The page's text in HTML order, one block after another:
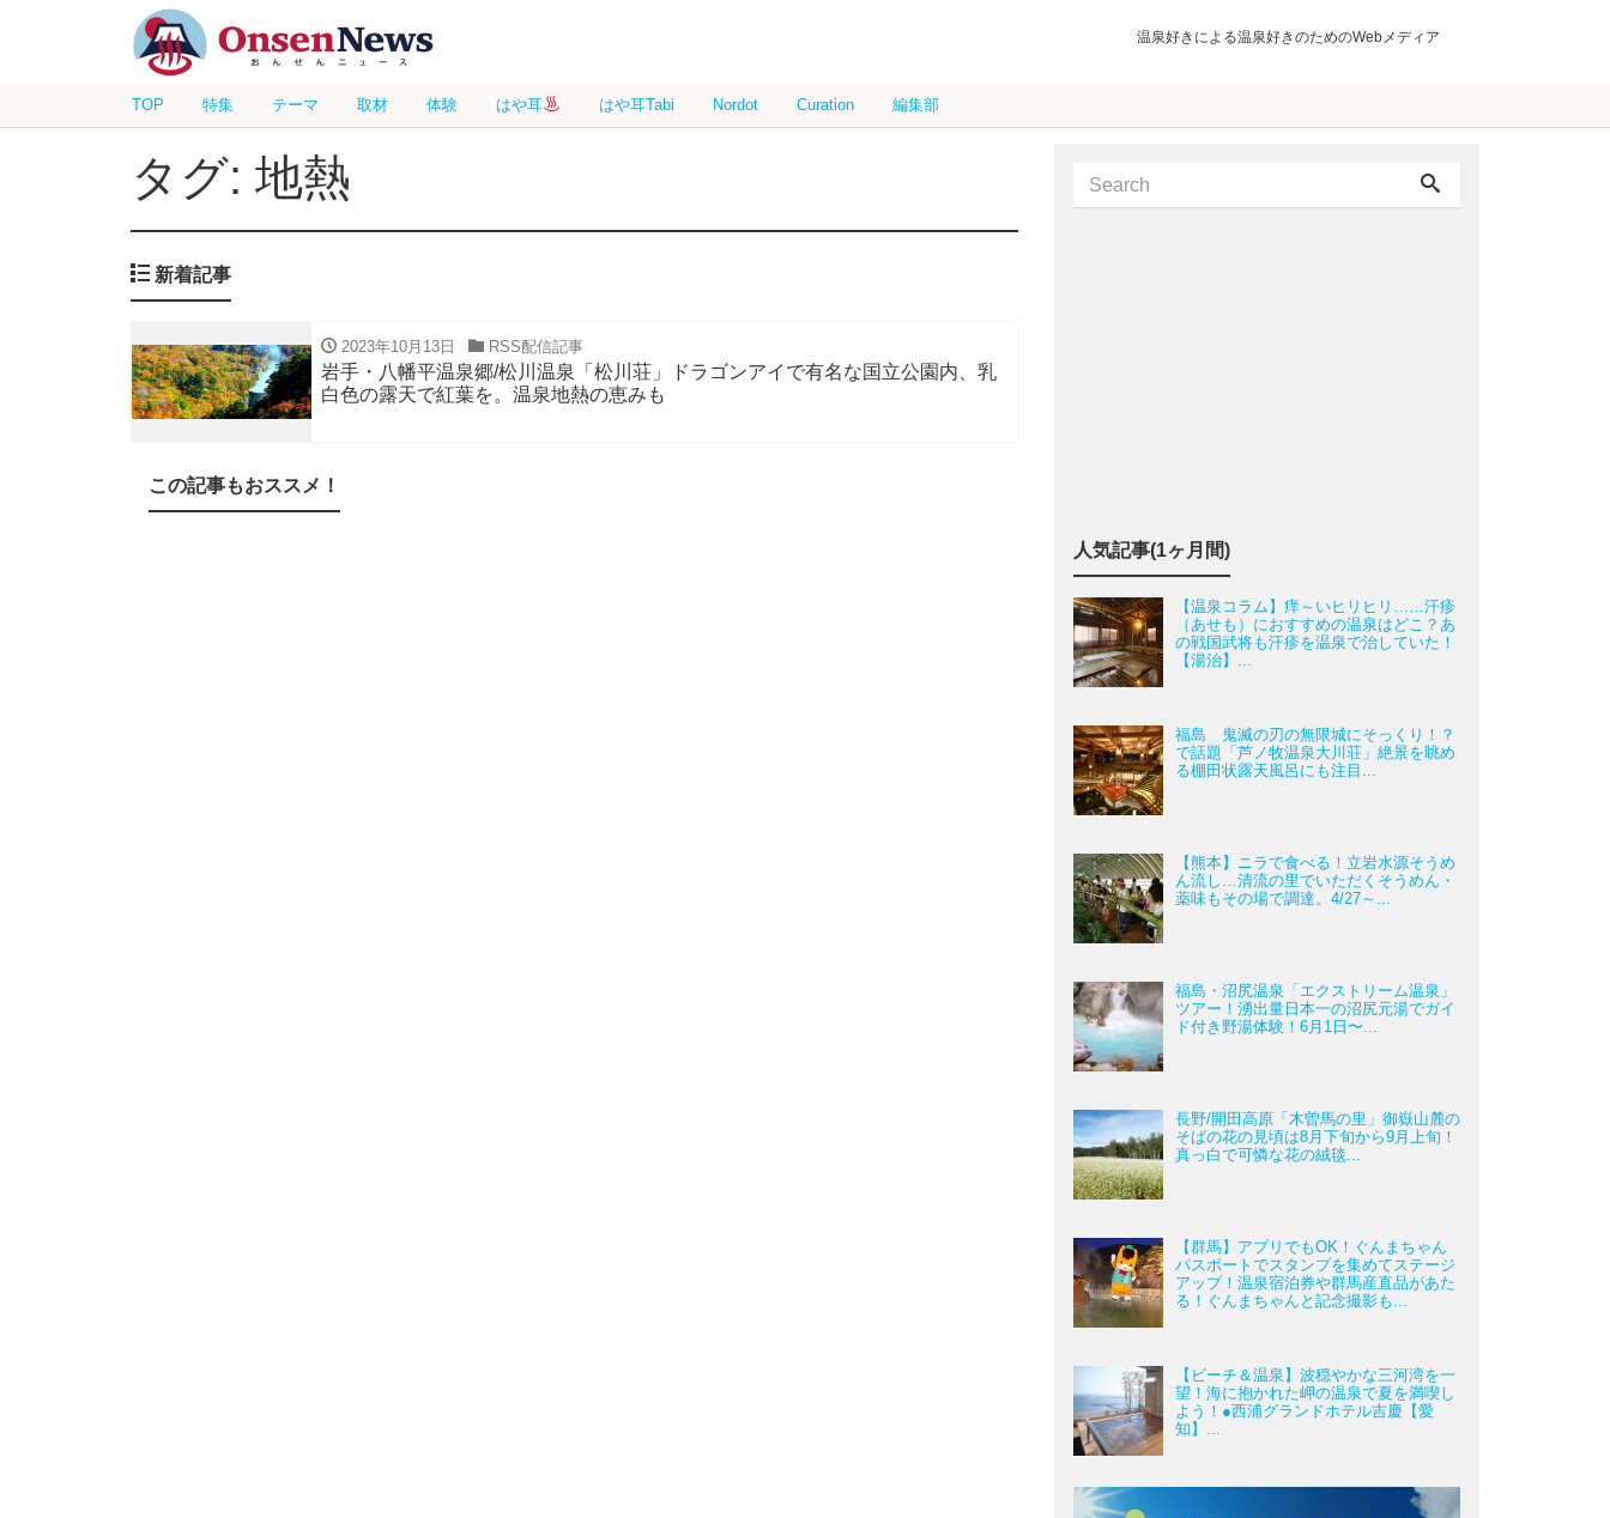
温泉好きによる温泉好きのためのWebメディア
TOP 特集 テーマ 取材 体験 はや耳 はや耳Tabi Nordot Curation 編集部
タグ: 地熱
新着記事
2023年10月13日 RSS配信記事
岩手・八幡平温泉郷/松川温泉「松川荘」ドラゴンアイで有名な国立公園内、乳
白色の露天で紅葉を。温泉地熱の恵みも
この記事もおススメ！
人気記事(1ヶ月間)
【温泉コラム】痒～いヒリヒリ……汗疹
（あせも）におすすめの温泉はどこ？あ
の戦国武将も汗疹を温泉で治していた！
【湯治】...
福島 鬼滅の刃の無限城にそっくり！？
で話題「芦ノ牧温泉大川荘」絶景を眺め
る棚田状露天風呂にも注目...
【熊本】ニラで食べる！立岩水源そうめ
ん流し…清流の里でいただくそうめん・
薬味もその場で調達。4/27～...
福島・沼尻温泉「エクストリーム温泉」
ツアー！湧出量日本一の沼尻元湯でガイ
ド付き野湯体験！6月1日〜...
長野/開田高原「木曽馬の里」御嶽山麓の
そばの花の見頃は8月下旬から9月上旬！
真っ白で可憐な花の絨毯...
【群馬】アプリでもOK！ぐんまちゃん
パスポートでスタンプを集めてステージ
アップ！温泉宿泊券や群馬産直品があた
る！ぐんまちゃんと記念撮影も...
【ビーチ＆温泉】波穏やかな三河湾を一
望！海に抱かれた岬の温泉で夏を満喫し
よう！●西浦グランドホテル吉慶【愛
知】...